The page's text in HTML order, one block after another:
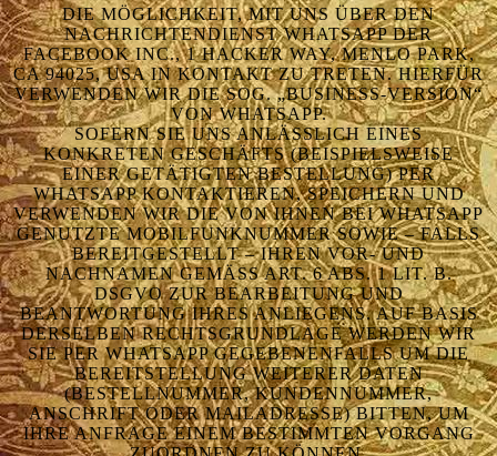
DIE MÖGLICHKEIT, MIT UNS ÜBER DEN
NACHRICHTENDIENST WHATSAPP DER
FACEBOOK INC., 1 HACKER WAY, MENLO PARK,
CA 94025, USA IN KONTAKT ZU TRETEN. HIERFÜR
VERWENDEN WIR DIE SOG. „BUSINESS-VERSION“
VON WHATSAPP.
SOFERN SIE UNS ANLÄSSLICH EINES
KONKRETEN GESCHÄFTS (BEISPIELSWEISE
EINER GETÄTIGTEN BESTELLUNG) PER
WHATSAPP KONTAKTIEREN, SPEICHERN UND
VERWENDEN WIR DIE VON IHNEN BEI WHATSAPP
GENUTZTE MOBILFUNKNUMMER SOWIE – FALLS
BEREITGESTELLT – IHREN VOR- UND
NACHNAMEN GEMÄSS ART. 6 ABS. 1 LIT. B. D
SGVO ZUR BEARBEITUNG UND B
EANTWORTUNG IHRES ANLIEGENS. AUF BASIS D
ERSELBEN RECHTSGRUNDLAGE WERDEN WIR S
IE PER WHATSAPP GEGEBENENFALLS UM DIE B
EREITSTELLUNG WEITERER DATEN (
BESTELLNUMMER, KUNDENNUMMER, A
NSCHRIFT ODER MAILADRESSE) BITTEN, UM I
HRE ANFRAGE EINEM BESTIMMTEN VORGANG Z